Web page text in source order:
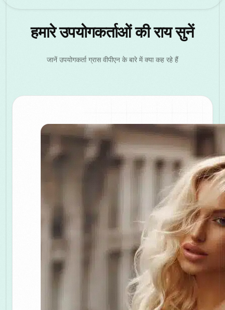
हमारे उपयोगकर्ताओं की राय सुनें
जानें उपयोगकर्ता ग्रास वीपीएन के बारे में क्या कह रहे हैं